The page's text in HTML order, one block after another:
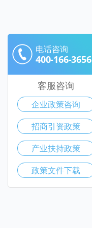
电话咨询
400-166-3656
客服咨询
企业政策咨询
招商引资政策
产业扶持政策
政策文件下载